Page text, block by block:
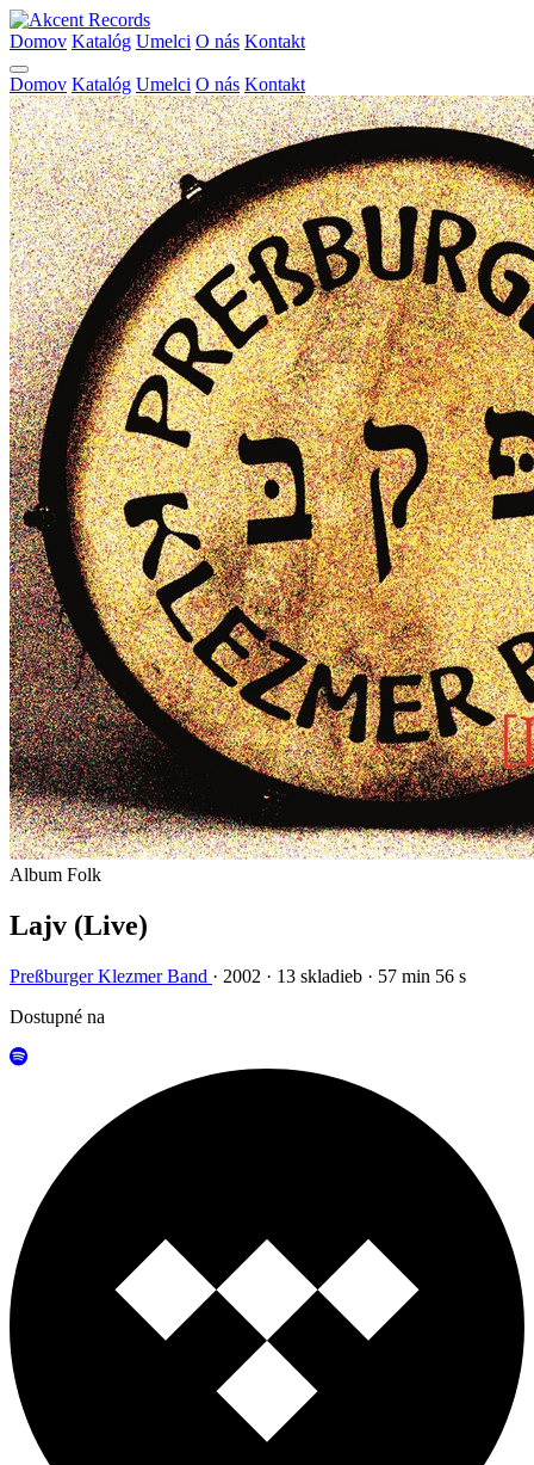
Domov Katalóg Umelci O nás Kontakt
Domov Katalóg Umelci O nás Kontakt
Album Folk
Lajv (Live)
Preßburger Klezmer Band · 2002 · 13 skladieb · 57 min 56 s
Dostupné na